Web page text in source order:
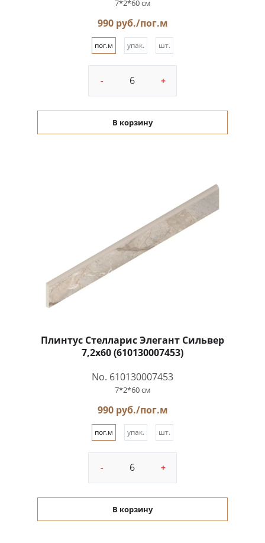
7*2*60 см
990 руб./пог.м
пог.м упак. шт.
- +
В корзину
Плинтус Стелларис Элегант Сильвер
7,2x60 (610130007453)
No. 610130007453
7*2*60 см
990 руб./пог.м
пог.м упак. шт.
- +
В корзину